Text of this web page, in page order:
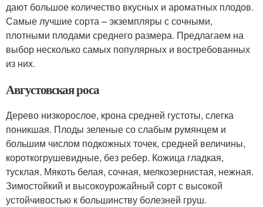
дают большое количество вкусных и ароматных плодов.
Самые лучшие сорта – экземпляры с сочными,
плотными плодами среднего размера. Предлагаем на
выбор несколько самых популярных и востребованных
из них.
Августовская роса
Дерево низкорослое, крона средней густоты, слегка
поникшая. Плоды зеленые со слабым румянцем и
большим числом подкожных точек, средней величины,
короткогрушевидные, без ребер. Кожица гладкая,
тусклая. Мякоть белая, сочная, мелкозернистая, нежная.
Зимостойкий и высокоурожайный сорт с высокой
устойчивостью к большинству болезней груш.